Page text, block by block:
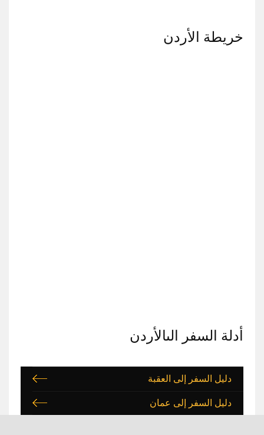
خريطة الأردن
أدلة السفر الىالأردن
دليل السفر إلى العقبة
دليل السفر إلى عمان